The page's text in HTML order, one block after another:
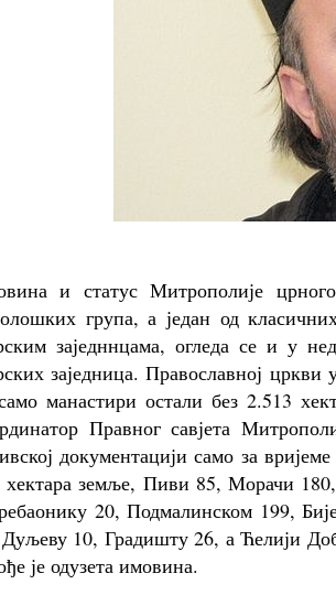
и статус Митрополије
група, а један од
заједннцама, огледа се и у
заједница. Православној
манастири остали без 2.513
Правног савјета
документацији само за
хектара земље, Пиви 85, Морачи
20, Подмалинском 199,
10, Градишту 26, а Ћелији
је одузета имовина.